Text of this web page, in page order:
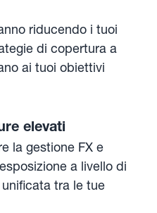
riducendo i tuoi
di copertura a
ai tuoi obiettivi
elevati
la gestione FX e
a livello di
tra le tue